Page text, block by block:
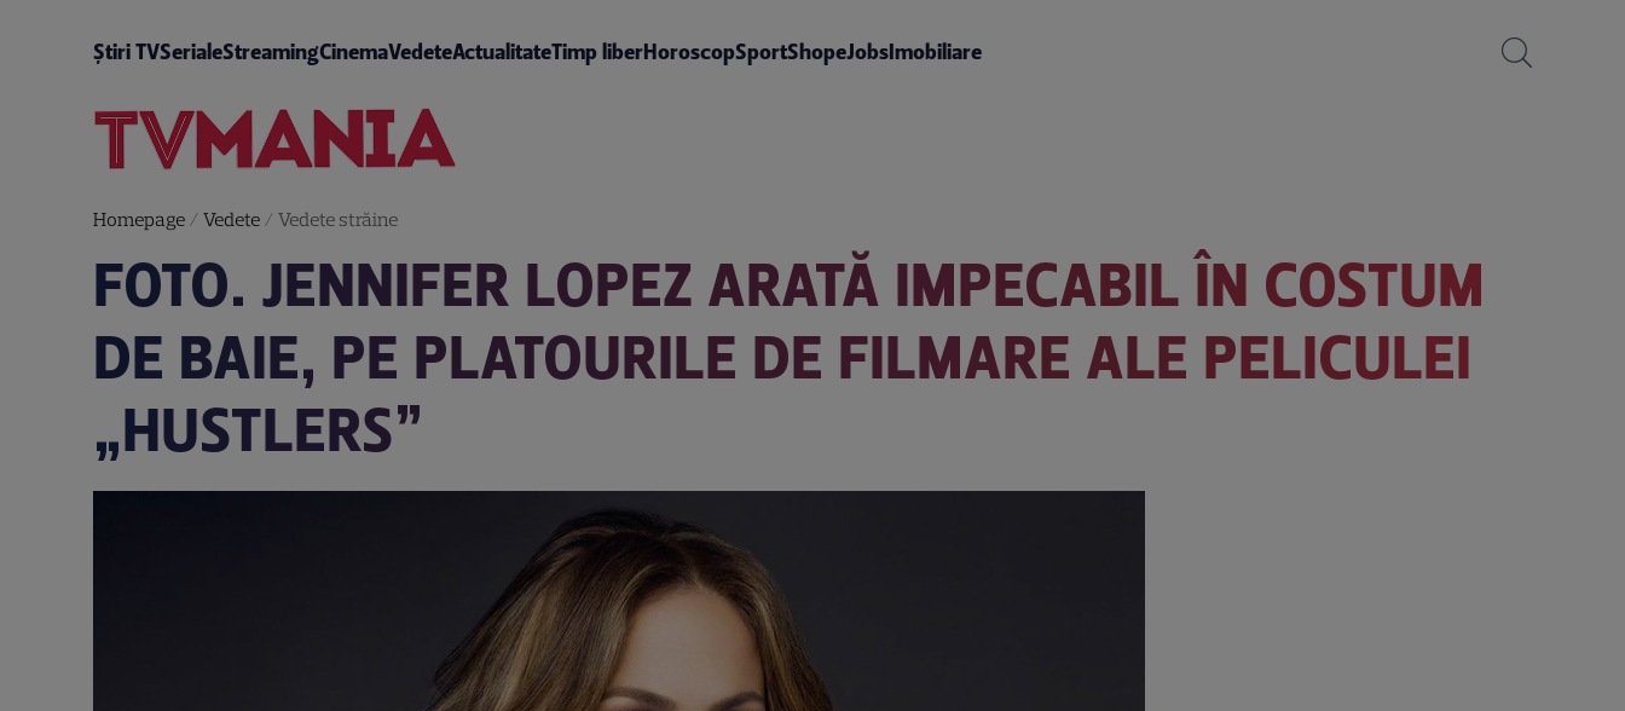
Știri TVSerialeStreamingCinemaVedeteActualitateTimp liberHoroscopSportShopeJobsImobiliare
Homepage/ Vedete/ Vedete străine
FOTO. JENNIFER LOPEZ ARATĂ IMPECABIL ÎN COSTUM
DE BAIE, PE PLATOURILE DE FILMARE ALE PELICULEI
„HUSTLERS”